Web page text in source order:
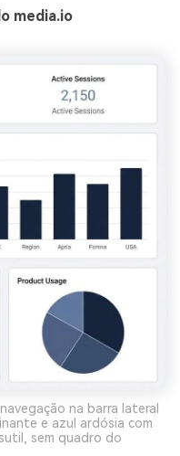
media.io
na barra lateral
e azul ardósia com
sem quadro do